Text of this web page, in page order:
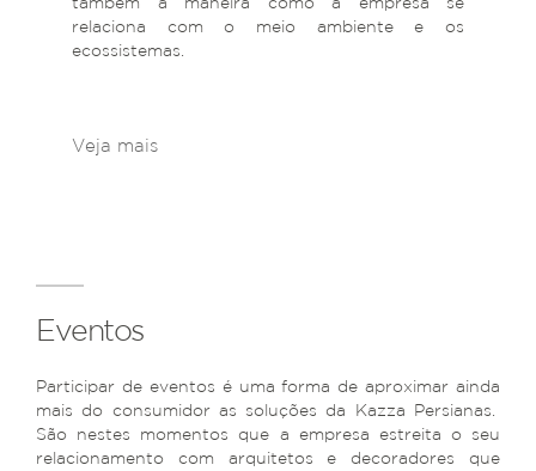
relaciona com o meio ambiente e os
ecossistemas.
Veja mais
Eventos
Participar de eventos é uma forma de aproximar ainda
mais do consumidor as soluções da Kazza Persianas.
São nestes momentos que a empresa estreita o seu
relacionamento com arquitetos e decoradores que